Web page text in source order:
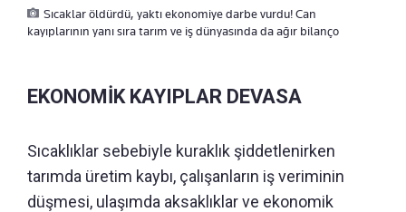
Sıcaklar öldürdü, yaktı ekonomiye darbe vurdu! Can
kayıplarının yanı sıra tarım ve iş dünyasında da ağır bilanço
EKONOMİK KAYIPLAR DEVASA
Sıcaklıklar sebebiyle kuraklık şiddetlenirken
tarımda üretim kaybı, çalışanların iş veriminin
düşmesi, ulaşımda aksaklıklar ve ekonomik